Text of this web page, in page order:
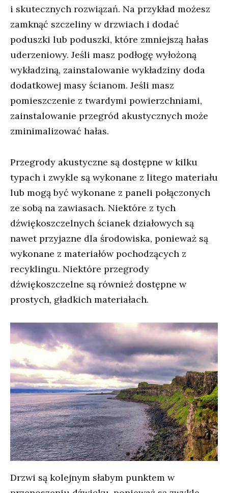
i skutecznych rozwiązań. Na przykład możesz
zamknąć szczeliny w drzwiach i dodać
poduszki lub poduszki, które zmniejszą hałas
uderzeniowy. Jeśli masz podłogę wyłożoną
wykładziną, zainstalowanie wykładziny doda
dodatkowej masy ścianom. Jeśli masz
pomieszczenie z twardymi powierzchniami,
zainstalowanie przegród akustycznych może
zminimalizować hałas.
Przegrody akustyczne są dostępne w kilku
typach i zwykle są wykonane z litego materiału
lub mogą być wykonane z paneli połączonych
ze sobą na zawiasach. Niektóre z tych
dźwiękoszczelnych ścianek działowych są
nawet przyjazne dla środowiska, ponieważ są
wykonane z materiałów pochodzących z
recyklingu. Niektóre przegrody
dźwiękoszczelne są również dostępne w
prostych, gładkich materiałach.
Drzwi są kolejnym słabym punktem w